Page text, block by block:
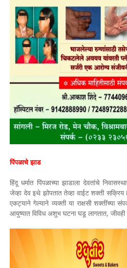
पिंपळाचे ​​झाड
हिंदू धर्मात पिंपळाच्या झाडाला देवतांचे
जेव्हा देव इथे झोपतात तेव्हा वाईट शक्ती
एकट्याने गेल्याने व्यक्ती या राक्षसी शक्तींच्या
आयुष्यात विविध अशुभ घटना घडू लागतात,